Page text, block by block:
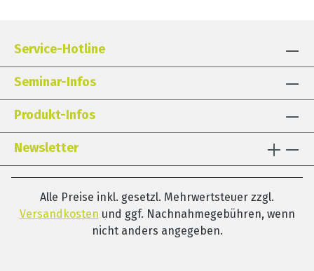
Service-Hotline
Seminar-Infos
Produkt-Infos
Newsletter
Alle Preise inkl. gesetzl. Mehrwertsteuer zzgl.
Versandkosten und ggf. Nachnahmegebühren, wenn
nicht anders angegeben.